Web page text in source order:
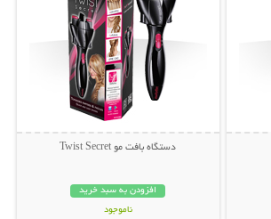
دستگاه بافت مو Twist Secret
افزودن به سبد خرید
ناموجود